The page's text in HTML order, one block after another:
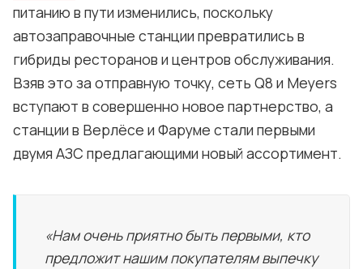
питанию в пути изменились, поскольку
автозаправочные станции превратились в
гибриды ресторанов и центров обслуживания.
Взяв это за отправную точку, сеть Q8 и Meyers
вступают в совершенно новое партнерство, а
станции в Верлёсе и Фаруме стали первыми
двумя АЗС предлагающими новый ассортимент.
«Нам очень приятно быть первыми, кто
предложит нашим покупателям выпечку